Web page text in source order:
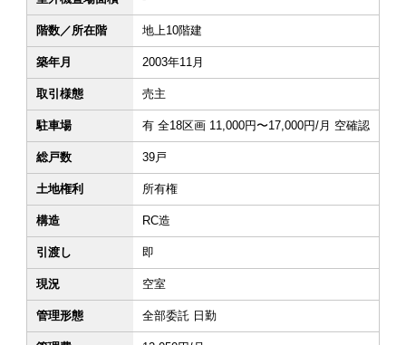
階数／所在階 地上10階建
築年月 2003年11月
取引様態 売主
駐車場 有 全18区画 11,000円〜17,000円/月 空確認
総戸数 39戸
土地権利 所有権
構造 RC造
引渡し 即
現況 空室
管理形態 全部委託 日勤